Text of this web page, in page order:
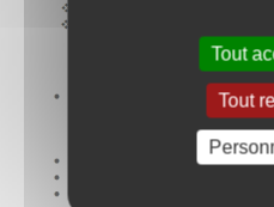
Tout
Tout